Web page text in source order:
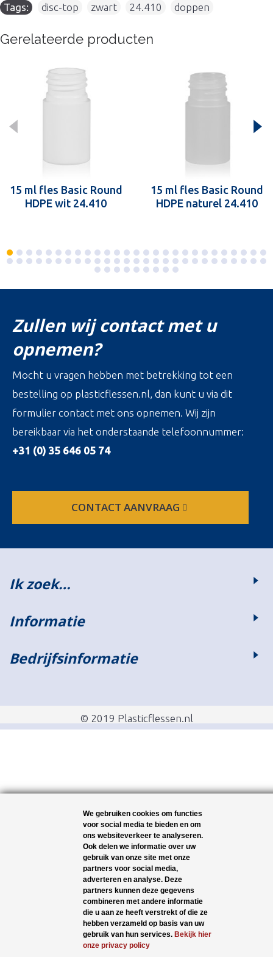
Tags: disc-top zwart 24.410 doppen
Gerelateerde producten
15 ml fles Basic Round
HDPE wit 24.410
15 ml fles Basic Round
HDPE naturel 24.410
Zullen wij contact met u
opnemen?
Mocht u vragen hebben met betrekking tot een
bestelling op plasticflessen.nl, dan kunt u via dit
formulier contact met ons opnemen. Wij zijn
bereikbaar via het onderstaande telefoonnummer:
+31 (0) 35 646 05 74
CONTACT AANVRAAG
Ik zoek…
Informatie
Bedrijfsinformatie
© 2019 Plasticflessen.nl
We gebruiken cookies om functies
voor social media te bieden en om
ons websiteverkeer te analyseren.
Ook delen we informatie over uw
gebruik van onze site met onze
partners voor social media,
adverteren en analyse. Deze
partners kunnen deze gegevens
combineren met andere informatie
die u aan ze heeft verstrekt of die ze
hebben verzameld op basis van uw
gebruik van hun services. Bekijk hier
onze privacy policy